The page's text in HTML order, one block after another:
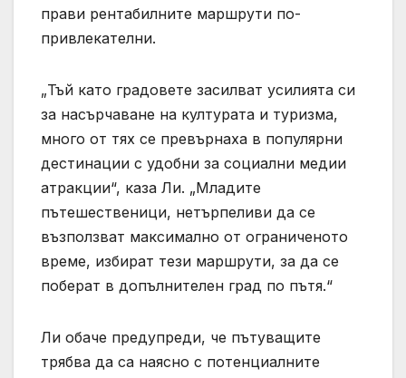
прави рентабилните маршрути по-
привлекателни.
„Тъй като градовете засилват усилията си
за насърчаване на културата и туризма,
много от тях се превърнаха в популярни
дестинации с удобни за социални медии
атракции“, каза Ли. „Младите
пътешественици, нетърпеливи да се
възползват максимално от ограниченото
време, избират тези маршрути, за да се
поберат в допълнителен град по пътя.“
Ли обаче предупреди, че пътуващите
трябва да са наясно с потенциалните